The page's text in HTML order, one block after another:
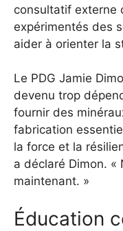
consultatif externe
expérimentés des
aider à orienter la
Le PDG Jamie
devenu trop
fournir des
fabrication
la force et la
a déclaré Dimon. «
maintenant. »
Éducation